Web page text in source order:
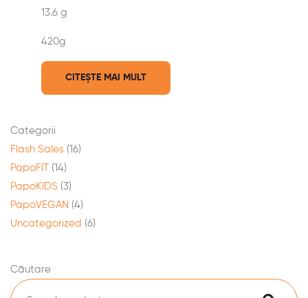
13.6 g
420g
CITEȘTE MAI MULT
Categorii
Flash Sales (16)
PapoFIT
(14)
PapoKIDS (3)
PapoVEGAN (4)
Uncategorized (6)
Căutare